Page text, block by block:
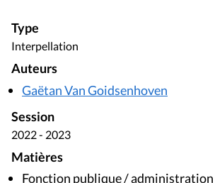
Type
Interpellation
Auteurs
Gaëtan Van Goidsenhoven
Session
2022 - 2023
Matières
Fonction publique / administration